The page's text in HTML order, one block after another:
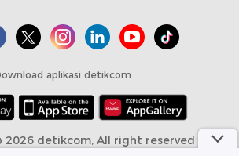
aplikasi detikcom
2026 detikcom, All right reserved